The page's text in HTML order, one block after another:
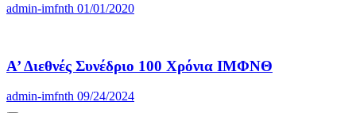
admin-imfnth 01/01/2020
Α’ Διεθνές Συνέδριο 100 Χρόνια ΙΜΦΝΘ
admin-imfnth 09/24/2024